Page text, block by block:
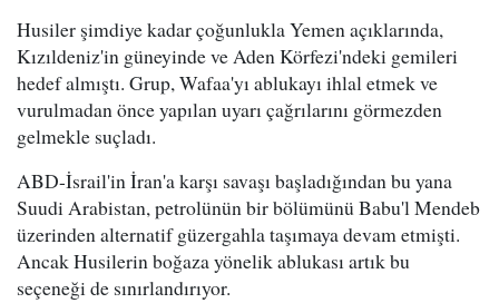
Husiler şimdiye kadar çoğunlukla Yemen açıklarında,
Kızıldeniz'in güneyinde ve Aden Körfezi'ndeki gemileri
hedef almıştı. Grup, Wafaa'yı ablukayı ihlal etmek ve
vurulmadan önce yapılan uyarı çağrılarını görmezden
gelmekle suçladı.
ABD-İsrail'in İran'a karşı savaşı başladığından bu yana
Suudi Arabistan, petrolünün bir bölümünü Babu'l Mendeb
üzerinden alternatif güzergahla taşımaya devam etmişti.
Ancak Husilerin boğaza yönelik ablukası artık bu
seçeneği de sınırlandırıyor.